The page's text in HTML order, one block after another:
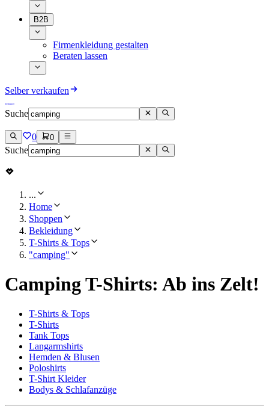
B2B
Firmenkleidung gestalten
Beraten lassen
Selber verkaufen
Suche
0 0
Suche
...
Home
Shoppen
Bekleidung
T-Shirts & Tops
"camping"
Camping T-Shirts: Ab ins Zelt!
T-Shirts & Tops
T-Shirts
Tank Tops
Langarmshirts
Hemden & Blusen
Poloshirts
T-Shirt Kleider
Bodys & Schlafanzüge